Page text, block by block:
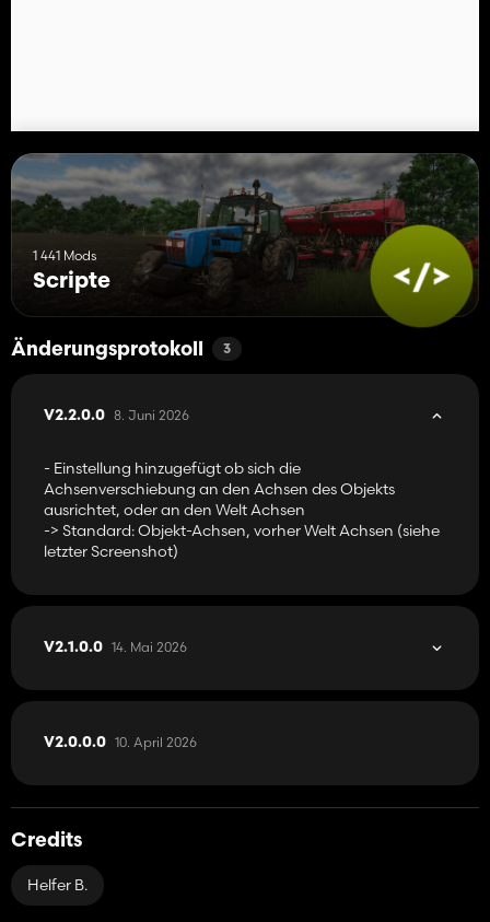
1 441 Mods
Scripte
Änderungsprotokoll 3
V2.2.0.0 8. Juni 2026
- Einstellung hinzugefügt ob sich die
Achsenverschiebung an den Achsen des Objekts
ausrichtet, oder an den Welt Achsen
-> Standard: Objekt-Achsen, vorher Welt Achsen (siehe
letzter Screenshot)
V2.1.0.0 14. Mai 2026
V2.0.0.0 10. April 2026
Credits
Helfer B.